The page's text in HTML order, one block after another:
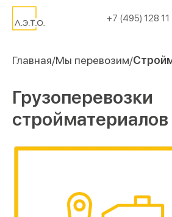
+7 (495) 128 11
Главная Мы перевозим
Грузоперевозки
стройматериалов